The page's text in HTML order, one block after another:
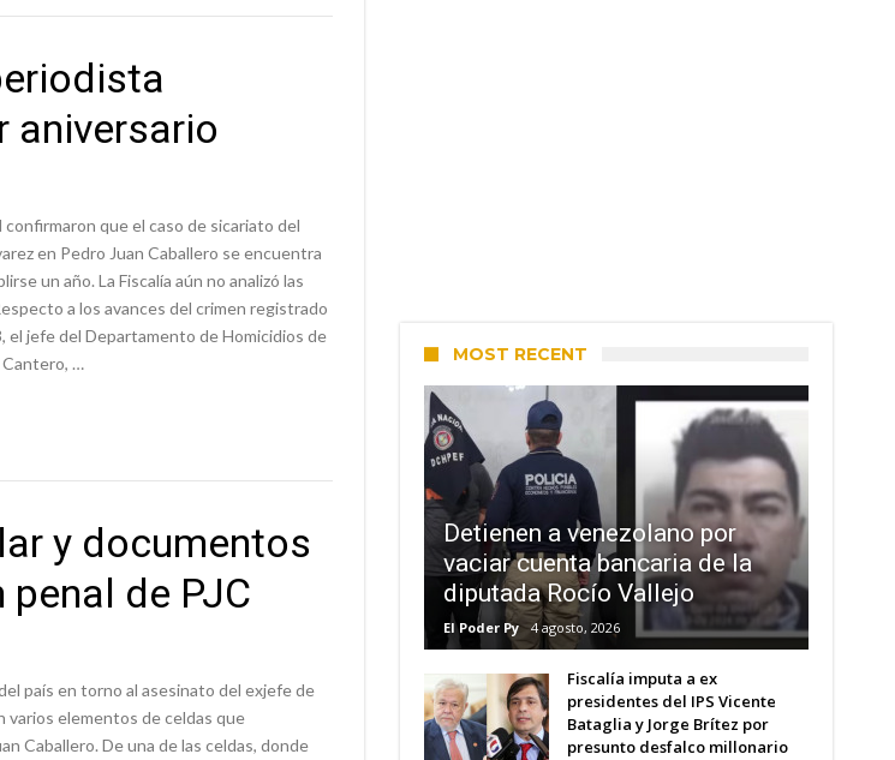
aniversario
confirmaron que el caso de sicariato del
en Pedro Juan Caballero se encuentra
un año. La Fiscalía aún no analizó las
a los avances del crimen registrado
el jefe del Departamento de Homicidios de
Cantero, …
y documentos
de PJC
país en torno al asesinato del exjefe de
elementos de celdas que
Caballero. De una de las celdas, donde
MOST RECENT
Detienen a venezolano por
vaciar cuenta bancaria de la
diputada Rocío Vallejo
El Poder Py 4 agosto, 2026
Fiscalía imputa a ex
presidentes del IPS Vicente
Bataglia y Jorge Brítez por
presunto desfalco millonario